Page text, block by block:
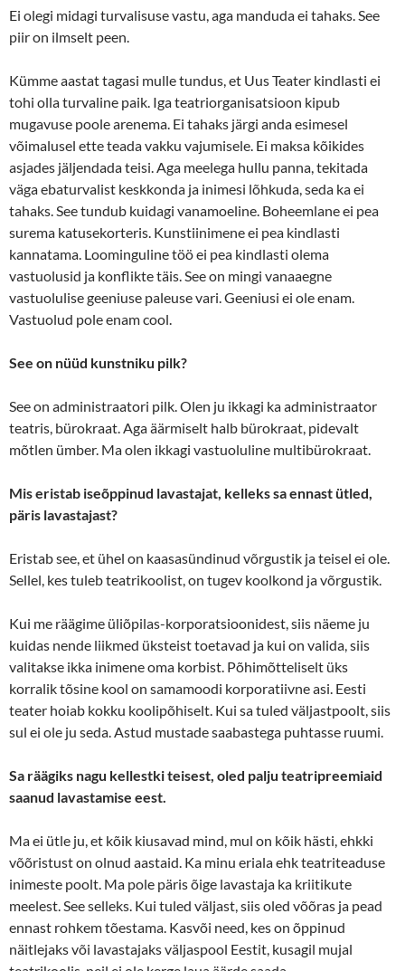
Ei olegi midagi turvalisuse vastu, aga manduda ei tahaks. See
piir on ilmselt peen.
Kümme aastat tagasi mulle tundus, et Uus Teater kindlasti ei
tohi olla turvaline paik. Iga teatriorganisatsioon kipub
mugavuse poole arenema. Ei tahaks järgi anda esimesel
võimalusel ette teada vakku vajumisele. Ei maksa kõikides
asjades jäljendada teisi. Aga meelega hullu panna, tekitada
väga ebaturvalist keskkonda ja inimesi lõhkuda, seda ka ei
tahaks. See tundub kuidagi vanamoeline. Boheemlane ei pea
surema katusekorteris. Kunstiinimene ei pea kindlasti
kannatama. Loominguline töö ei pea kindlasti olema
vastuolusid ja konflikte täis. See on mingi vanaaegne
vastuolulise geeniuse paleuse vari. Geeniusi ei ole enam.
Vastuolud pole enam cool.
See on nüüd kunstniku pilk?
See on administraatori pilk. Olen ju ikkagi ka administraator
teatris, bürokraat. Aga äärmiselt halb bürokraat, pidevalt
mõtlen ümber. Ma olen ikkagi vastuoluline multibürokraat.
Mis eristab iseõppinud lavastajat, kelleks sa ennast ütled,
päris lavastajast?
Eristab see, et ühel on kaasasündinud võrgustik ja teisel ei ole.
Sellel, kes tuleb teatrikoolist, on tugev koolkond ja võrgustik.
Kui me räägime üliõpilas-korporatsioonidest, siis näeme ju
kuidas nende liikmed üksteist toetavad ja kui on valida, siis
valitakse ikka inimene oma korbist. Põhimõtteliselt üks
korralik tõsine kool on samamoodi korporatiivne asi. Eesti
teater hoiab kokku koolipõhiselt. Kui sa tuled väljastpoolt, siis
sul ei ole ju seda. Astud mustade saabastega puhtasse ruumi.
Sa räägiks nagu kellestki teisest, oled palju teatripreemiaid
saanud lavastamise eest.
Ma ei ütle ju, et kõik kiusavad mind, mul on kõik hästi, ehkki
võõristust on olnud aastaid. Ka minu eriala ehk teatriteaduse
inimeste poolt. Ma pole päris õige lavastaja ka kriitikute
meelest. See selleks. Kui tuled väljast, siis oled võõras ja pead
ennast rohkem tõestama. Kasvõi need, kes on õppinud
näitlejaks või lavastajaks väljaspool Eestit, kusagil mujal